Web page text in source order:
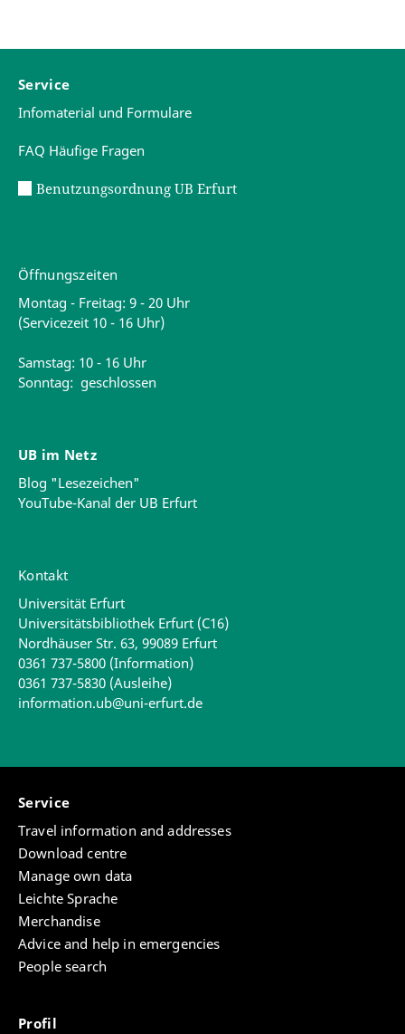
Service
Infomaterial und Formulare
FAQ Häufige Fragen
Benutzungsordnung UB Erfurt
Öffnungszeiten
Montag - Freitag: 9 - 20 Uhr
(Servicezeit 10 - 16 Uhr)
Samstag: 10 - 16 Uhr
Sonntag: geschlossen
UB im Netz
Blog "Lesezeichen"
YouTube-Kanal der UB Erfurt
Kontakt
Universität Erfurt
Universitätsbibliothek Erfurt (C16)
Nordhäuser Str. 63, 99089 Erfurt
0361 737-5800 (Information)
0361 737-5830 (Ausleihe)
information.ub@uni-erfurt.de
Service
Travel information and addresses
Download centre
Manage own data
Leichte Sprache
Merchandise
Advice and help in emergencies
People search
Profil